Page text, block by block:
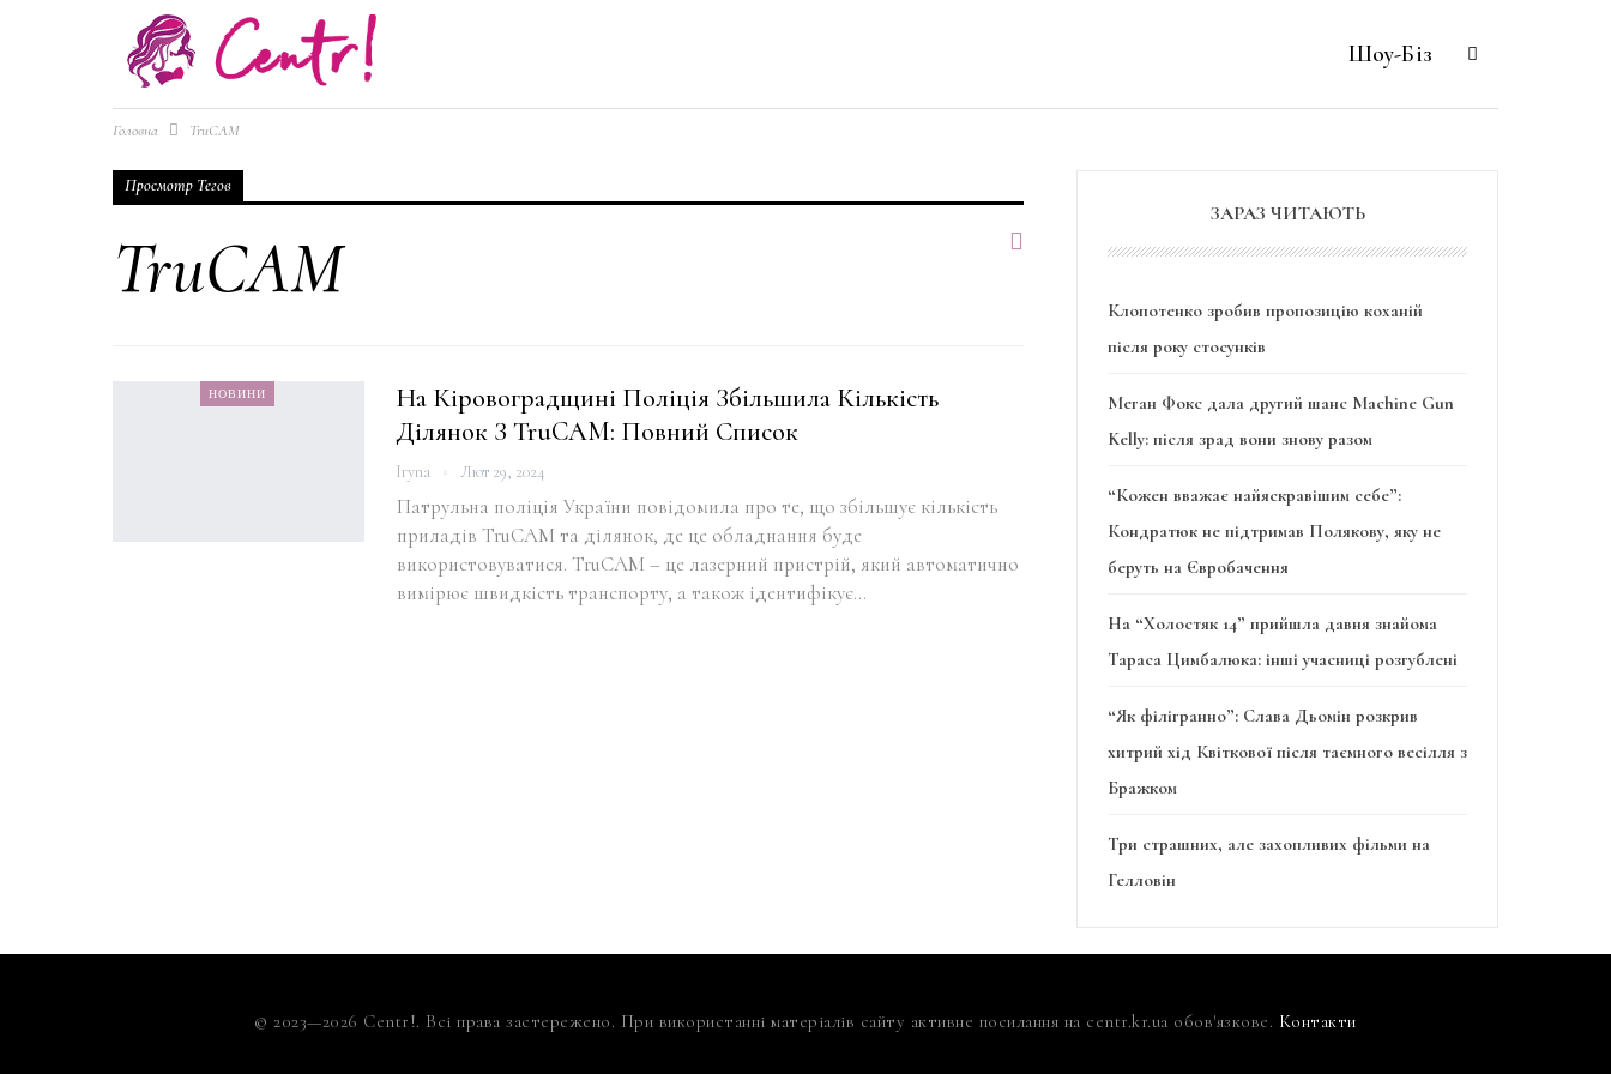
Шоу-Біз
Головна TruCAM
Просмотр Тегов
TruCAM
НОВИНИ
На Кіровоградщині Поліція Збільшила Кількість
Ділянок З TruCAM: Повний Список
Iryna Лют 29, 2024
Патрульна поліція України повідомила про те, що збільшує кількість
приладів TruCAM та ділянок, де це обладнання буде
використовуватися. TruCAM – це лазерний пристрій, який автоматично
вимірює швидкість транспорту, а також ідентифікує…
ЗАРАЗ ЧИТАЮТЬ
Клопотенко зробив пропозицію коханій
після року стосунків
Меган Фокс дала другий шанс Machine Gun
Kelly: після зрад вони знову разом
“Кожен вважає найяскравішим себе”:
Кондратюк не підтримав Полякову, яку не
беруть на Євробачення
На “Холостяк 14” прийшла давня знайома
Тараса Цимбалюка: інші учасниці розгублені
“Як філігранно”: Слава Дьомін розкрив
хитрий хід Квіткової після таємного весілля з
Бражком
Три страшних, але захопливих фільми на
Гелловін
© 2023—2026 Centr!. Всі права застережено. При використанні матеріалів сайту активне посилання на centr.kr.ua обов'язкове. Контакти